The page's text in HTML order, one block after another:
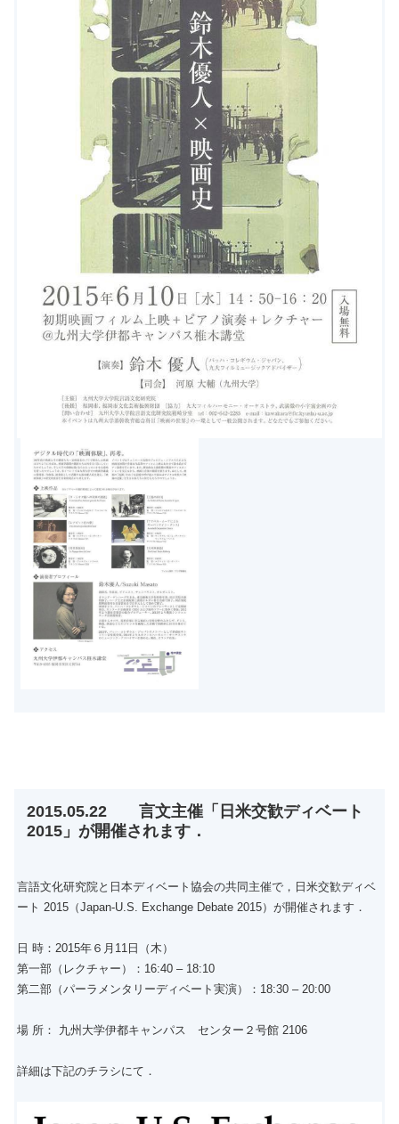
2015.05.22 言文主催「日米交歓ディベート
2015」が開催されます．
言語文化研究院と日本ディベート協会の共同主催で，日米交歓ディベ
ート 2015（Japan-U.S. Exchange Debate 2015）が開催されます．
日 時：2015年６月11日（木）
第一部（レクチャー）：16:40 – 18:10
第二部（パーラメンタリーディベート実演）：18:30 – 20:00
場 所： 九州大学伊都キャンパス センター２号館 2106
詳細は下記のチラシにて．